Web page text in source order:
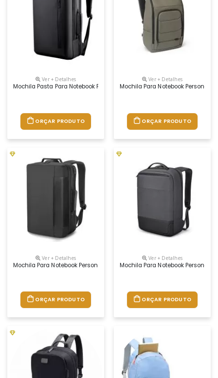
Ver + Detalhes
Mochila Pasta Para Notebook Personalizada
ORÇAR PRODUTO
Ver + Detalhes
Mochila Para Notebook
ORÇAR PRODUTO
Ver + Detalhes
Mochila Para Notebook Personalizada
ORÇAR PRODUTO
Ver + Detalhes
Mochila Para Notebook
ORÇAR PRODUTO